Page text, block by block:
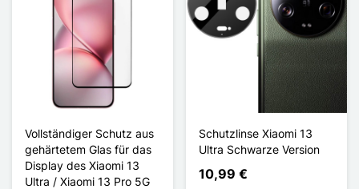
Vollständiger Schutz aus
gehärtetem Glas für das
Display des Xiaomi 13
Ultra / Xiaomi 13 Pro 5G
Schutzlinse Xiaomi 13
Ultra Schwarze Version
10,99 €